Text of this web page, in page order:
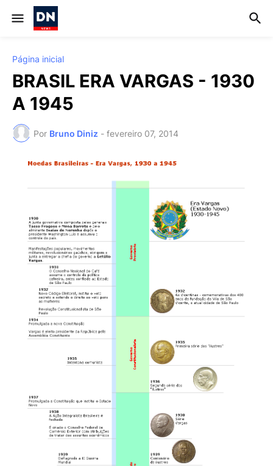
Página inicial
BRASIL ERA VARGAS - 1930
A 1945
Por Bruno Diniz - fevereiro 07, 2014